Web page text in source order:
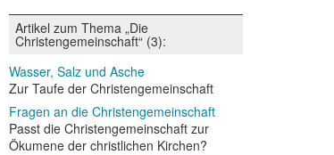
Artikel zum Thema „Die
Christengemeinschaft“ (3):
Wasser, Salz und Asche
Zur Taufe der Christengemeinschaft
Fragen an die Christengemeinschaft
Passt die Christengemeinschaft zur
Ökumene der christlichen Kirchen?